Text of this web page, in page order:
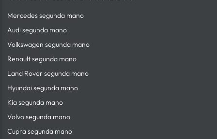
Mercedes segunda mano
Audi segunda mano
Volkswagen segunda mano
Renault segunda mano
Land Rover segunda mano
Hyundai segunda mano
Kia segunda mano
Volvo segunda mano
Cupra segunda mano